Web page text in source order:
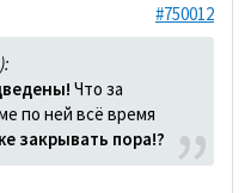
#750012
Что за
по ней всё время
закрывать пора!?